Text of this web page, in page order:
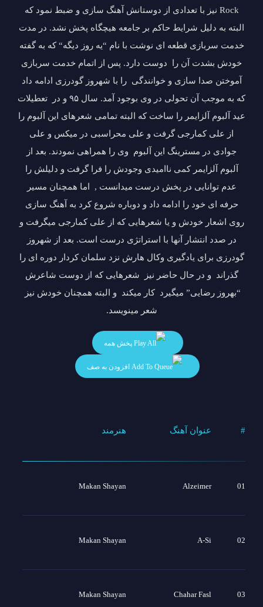
Rock نیز با تعدادی از دوستانش آهنگ سازی و ضبط نمود که
البته به دلیل شرایط حاکم بر جامعه هیچگاه پخش نشد. در مدت
خدمت سربازی قطعه ای نوشت با نام “یه روز دیگه“ که به گفته
خودش بشدت آن را دوست دارد. پس از اتمام خدمت سربازی
آموختن صدا سازی و خوانندگی را با شهروز گودرزی ادامه داد
که به موجب آن تحولی در وی بوجود آمد. سال ۹۵ و در تعطیلات
عید آلبوم آلزایمر را ساخت که البته تمامی شعرهای این آلبوم را
از علی کمارجی گرفت و علی محراسبی در میکس و علی
جوادی در مسترینگ این آلبوم وی را همراهی نمودند. بعد از
آلبوم آلزایمر کمی ناامیدی وجودش را فرا گرفت و دلیلش را
عدم توانایی در پخش درست میدانست , اما همچنان مسیر
حرفه ای خود را ادامه داد و دوباره شروع کرد به آهنگ سازی
روی اشعار خودش و یا شعرهایی که از علی کمارجی میگرفت و
در صدد انتشار آنها با استراتژی درست است. بعد از شهروز
گودرزی برای یادگیری وکال هارش نزد سلمان کردار دوره ای را
گذراند و در حال حاضر نیز شعرهایی که از دوست شاعرش
“بهروز رضایی” میگیرد کار میکند و البته همچنان خودش نیز
شعر مینویسد.
پخش همه
افزودن به صف
# عنوان آهنگ هنرمند
01
Alzeimer
Makan Shayan
02
A-Si
Makan Shayan
03
Chahar Fasl
Makan Shayan